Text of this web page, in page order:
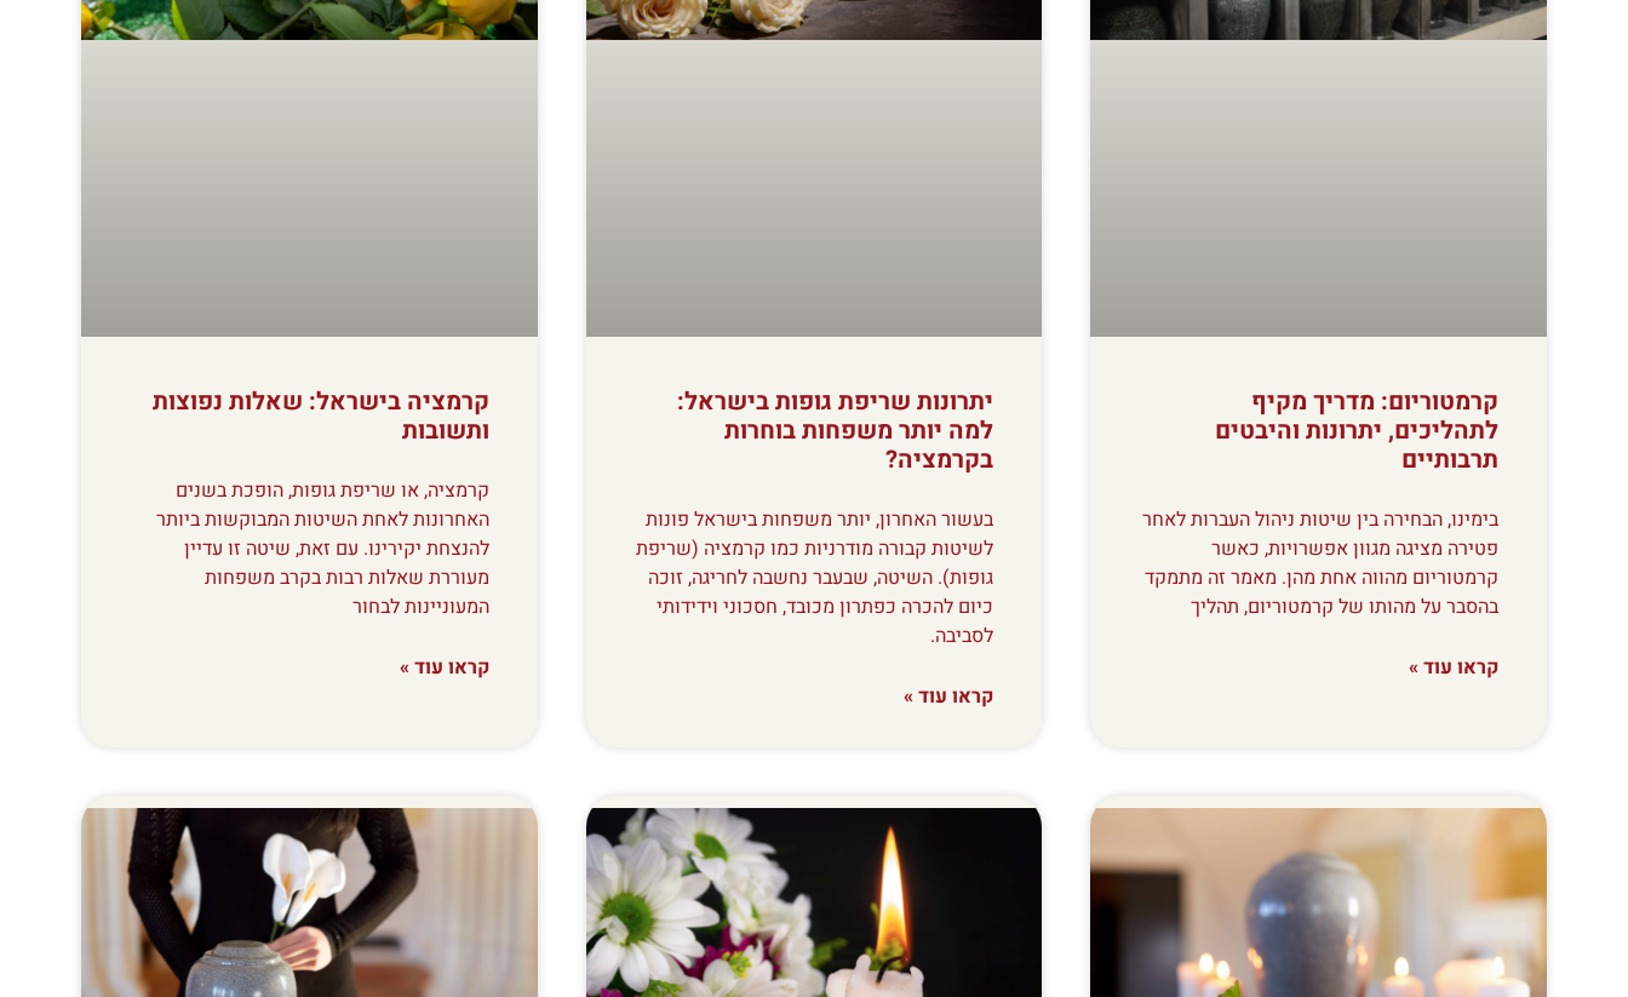
קרמטוריום: מדריך מקיף
לתהליכים, יתרונות והיבטים
תרבותיים
בימינו, הבחירה בין שיטות ניהול העברות לאחר
פטירה מציגה מגוון אפשרויות, כאשר
קרמטוריום מהווה אחת מהן. מאמר זה מתמקד
בהסבר על מהותו של קרמטוריום, תהליך
קראו עוד »
יתרונות שריפת גופות בישראל:
למה יותר משפחות בוחרות
בקרמציה?
בעשור האחרון, יותר משפחות בישראל פונות
לשיטות קבורה מודרניות כמו קרמציה (שריפת
גופות). השיטה, שבעבר נחשבה לחריגה, זוכה
כיום להכרה כפתרון מכובד, חסכוני וידידותי
לסביבה.
קראו עוד »
קרמציה בישראל: שאלות נפוצות
ותשובות
קרמציה, או שריפת גופות, הופכת בשנים
האחרונות לאחת השיטות המבוקשות ביותר
להנצחת יקירינו. עם זאת, שיטה זו עדיין
מעוררת שאלות רבות בקרב משפחות
המעוניינות לבחור
קראו עוד »